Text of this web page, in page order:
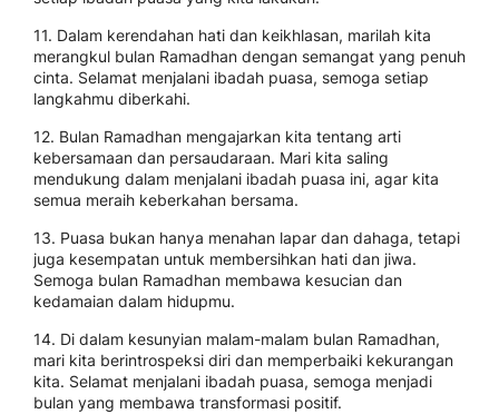
11. Dalam kerendahan hati dan keikhlasan, marilah kita
merangkul bulan Ramadhan dengan semangat yang penuh
cinta. Selamat menjalani ibadah puasa, semoga setiap
langkahmu diberkahi.
12. Bulan Ramadhan mengajarkan kita tentang arti
kebersamaan dan persaudaraan. Mari kita saling
mendukung dalam menjalani ibadah puasa ini, agar kita
semua meraih keberkahan bersama.
13. Puasa bukan hanya menahan lapar dan dahaga, tetapi
juga kesempatan untuk membersihkan hati dan jiwa.
Semoga bulan Ramadhan membawa kesucian dan
kedamaian dalam hidupmu.
14. Di dalam kesunyian malam-malam bulan Ramadhan,
mari kita berintrospeksi diri dan memperbaiki kekurangan
kita. Selamat menjalani ibadah puasa, semoga menjadi
bulan yang membawa transformasi positif.